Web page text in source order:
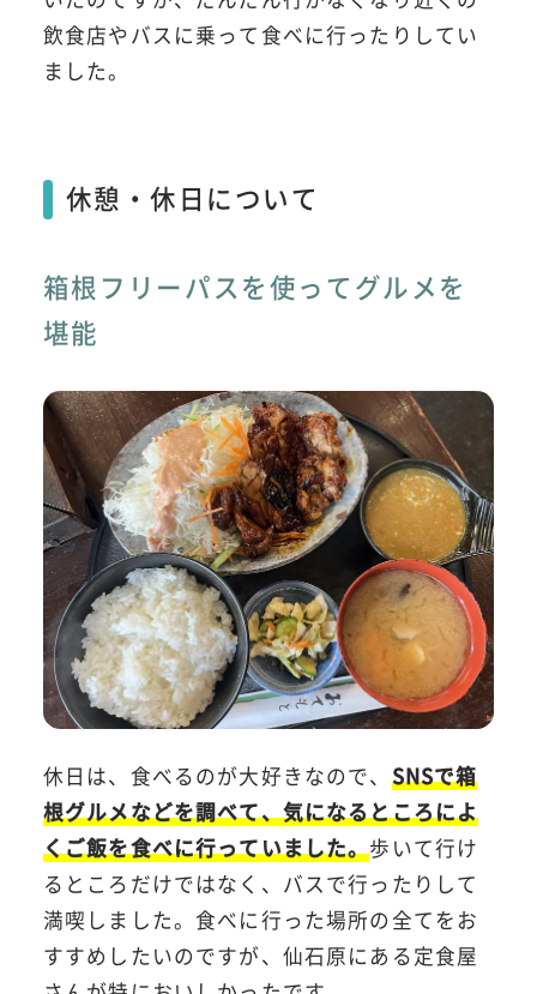
飲食店やバスに乗って食べに行ったりしてい
ました。
休憩・休日について
箱根フリーパスを使ってグルメを
堪能
休日は、食べるのが大好きなので、 SNSで箱
根グルメなどを調べて、気になるところによ
くご飯を食べに行っていました。歩いて行け
るところだけではなく、バスで行ったりして
満喫しました。食べに行った場所の全てをお
すすめしたいのですが、仙石原にある定食屋